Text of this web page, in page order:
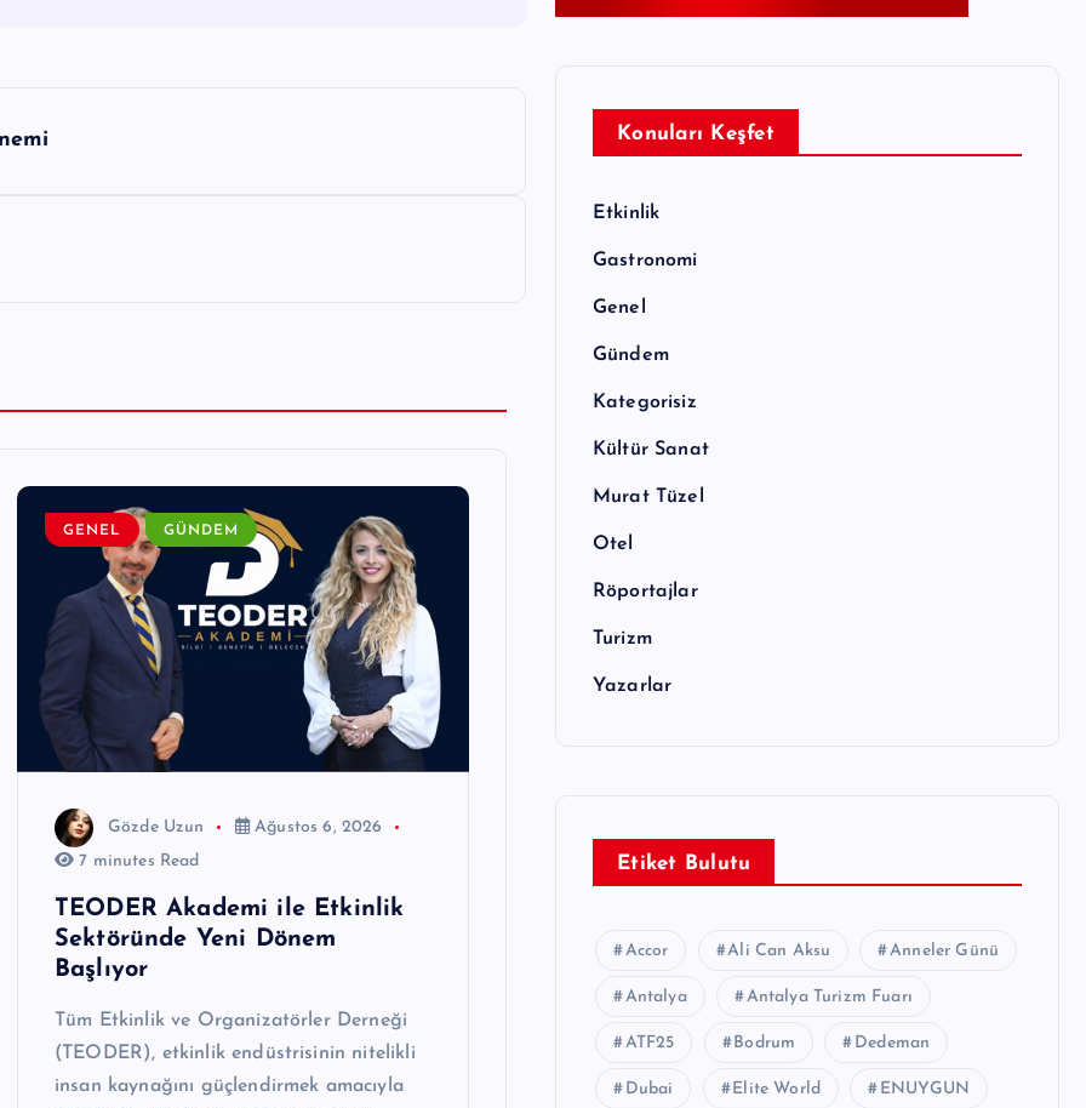
GENEL GÜNDEM
Gözde Uzun
Ağustos 6, 2026
7 minutes Read
TEODER Akademi ile Etkinlik
Sektöründe Yeni Dönem
Başlıyor
Tüm Etkinlik ve Organizatörler Derneği
(TEODER), etkinlik endüstrisinin nitelikli
insan kaynağını güçlendirmek amacıyla
Konuları Keşfet
Etkinlik
Gastronomi
Genel
Gündem
Kategorisiz
Kültür Sanat
Murat Tüzel
Otel
Röportajlar
Turizm
Yazarlar
Etiket Bulutu
Accor Ali Can Aksu Anneler Günü
Antalya Antalya Turizm Fuarı
ATF25 Bodrum Dedeman
Dubai Elite World ENUYGUN